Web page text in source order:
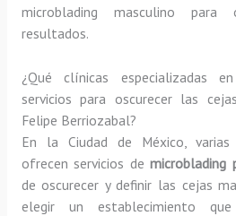
microblading masculino
resultados.
¿Qué clínicas especializadas
servicios para oscurecer las
Felipe Berriozabal?
En la Ciudad de México, varias
ofrecen servicios demicroblading
de oscurecer y definir las cejas
elegir un establecimiento